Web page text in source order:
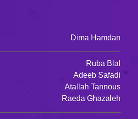
Dima Hamdan
Ruba Blal
Adeeb Safadi
Atallah Tannous
Raeda Ghazaleh